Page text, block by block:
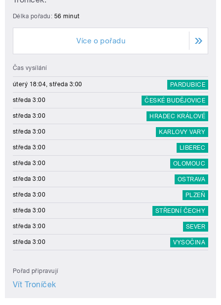
Délka pořadu: 56 minut
Více o pořadu
Čas vysílání
úterý 18:04, středa 3:00 PARDUBICE
středa 3:00 ČESKÉ BUDĚJOVICE
středa 3:00 HRADEC KRÁLOVÉ
středa 3:00 KARLOVY VARY
středa 3:00 LIBEREC
středa 3:00 OLOMOUC
středa 3:00 OSTRAVA
středa 3:00 PLZEŇ
středa 3:00 STŘEDNÍ ČECHY
středa 3:00 SEVER
středa 3:00 VYSOČINA
Pořad připravují
Vít Troníček